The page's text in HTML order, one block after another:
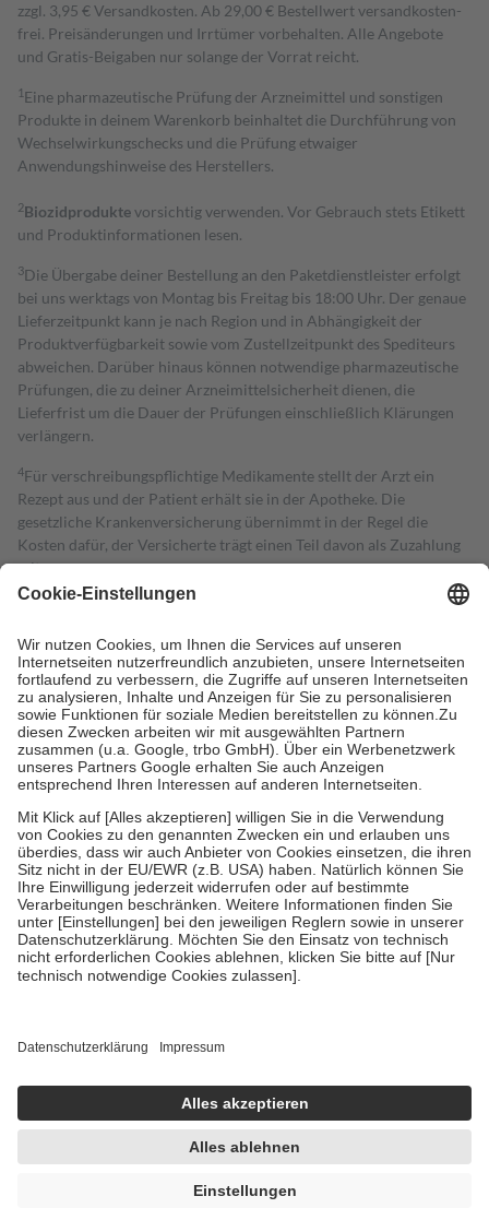
zzgl. 3,95 € Versandkosten. Ab 29,00 € Bestell­wert versand­kosten­
frei. Preisänderungen und Irrtümer vorbehalten. Alle Angebote
und Gratis-Beigaben nur solange der Vorrat reicht.
1 Eine pharmazeutische Prüfung der Arzneimittel und sonstigen
Produkte in deinem Warenkorb beinhaltet die Durchführung von
Wechselwirkungschecks und die Prüfung etwaiger
Anwendungshinweise des Herstellers.
2Biozidproduktevorsichtig verwenden. Vor Gebrauch stets Etikett
und Produktinformationen lesen.
3Die Übergabe deiner Bestellung an den Paketdienstleister erfolgt
bei uns werktags von Montag bis Freitag bis 18:00 Uhr. Der genaue
Lieferzeitpunkt kann je nach Region und in Abhängigkeit der
Produktverfügbarkeit sowie vom Zustellzeitpunkt des Spediteurs
abweichen. Darüber hinaus können notwendige pharmazeutische
Prüfungen, die zu deiner Arzneimittelsicherheit dienen, die
Lieferfrist um die Dauer der Prüfungen einschließlich Klärungen
verlängern.
4Für verschreibungspflichtige Medikamente stellt der Arzt ein
Rezept aus und der Patient erhält sie in der Apotheke. Die
gesetzliche Krankenversicherung übernimmt in der Regel die
Kosten dafür, der Versicherte trägt einen Teil davon als Zuzahlung
mit.
Grundsätzlich leisten Mitglieder Zuzahlungen in Höhe von zehn
höchstens zehn Euro.
Es sind jedoch nie mehr als die tatsächlichen
Kosten der Leistung zu entrichten.
Diese Regeln gelten grundsätzlich auch für Online-Apotheken.
Bei Heilmitteln und häuslicher Krankenpflege beträgt die
Zuzahlung zehn Prozent der Kosten sowie zehn Euro je
Verordnung.
Um das Engagement der Versicherten für ihre eigene Gesundheit zu
stärken und die besondere Stellung der Familie zu unterstützen,
fallenkeine Zuzahlungenan bei:
• Kindern und Jugendlichen bis zum vollendeten 18. Lebensjahr
mit Ausnahme der Fahrkosten
• Untersuchungen zur Vorsorge und Früherkennung, die von der
GKV getragen werden
• empfohlenen Schutzimpfungen
• Harn- und Blutteststreifen
getroffen, um sicherzustellen, dass es sich um echte Bewertungen
https://help.etrusted.com/hc/de/articles/4419944605341
Einige Bilder und Inhalte wurden unter Zuhilfenahme künstlicher